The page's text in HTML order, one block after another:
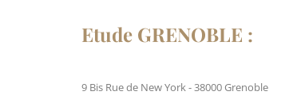
Etude GRENOBLE :
9 Bis Rue de New York - 38000 Grenoble